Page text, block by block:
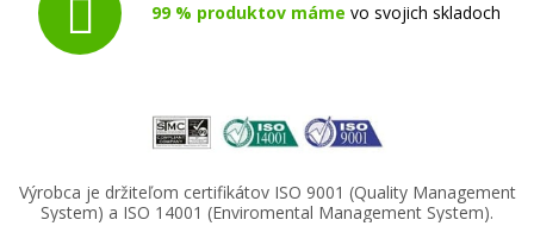
Sada originálných náplň CANON CLI-36C
99 % produktov máme vo svojich skladoch
Výrobca je držiteľom certifikátov ISO 9001 (Quality Management
System) a ISO 14001 (Enviromental Management System).